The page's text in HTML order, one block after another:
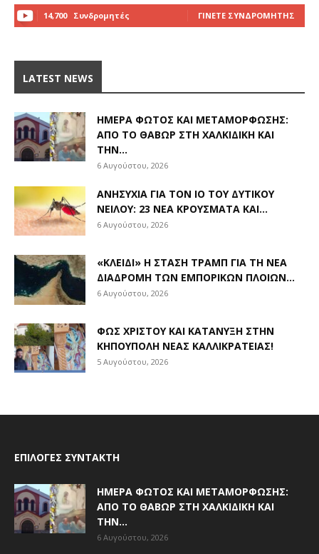
14,700 Συνδρομητές ΓΊΝΕΤΕ ΣΥΝΔΡΟΜΗΤΉΣ
LATEST NEWS
ΗΜΈΡΑ ΦΩΤΌΣ ΚΑΙ ΜΕΤΑΜΌΡΦΩΣΗΣ:
ΑΠΌ ΤΟ ΘΑΒΏΡ ΣΤΗ ΧΑΛΚΙΔΙΚΉ ΚΑΙ
ΤΗΝ...
6 Αυγούστου, 2026
ΑΝΗΣΥΧΊΑ ΓΙΑ ΤΟΝ ΙΌ ΤΟΥ ΔΥΤΙΚΟΎ
ΝΕΊΛΟΥ: 23 ΝΈΑ ΚΡΟΎΣΜΑΤΑ ΚΑΙ...
6 Αυγούστου, 2026
«ΚΛΕΙΔΊ» Η ΣΤΆΣΗ ΤΡΑΜΠ ΓΙΑ ΤΗ ΝΈΑ
ΔΙΑΔΡΟΜΉ ΤΩΝ ΕΜΠΟΡΙΚΏΝ ΠΛΟΊΩΝ...
6 Αυγούστου, 2026
ΦΩΣ ΧΡΙΣΤΟΎ ΚΑΙ ΚΑΤΆΝΥΞΗ ΣΤΗΝ
ΚΗΠΟΎΠΟΛΗ ΝΈΑΣ ΚΑΛΛΙΚΡΆΤΕΙΑΣ!
5 Αυγούστου, 2026
ΕΠΙΛΟΓΈΣ ΣΥΝΤΆΚΤΗ
ΗΜΈΡΑ ΦΩΤΌΣ ΚΑΙ ΜΕΤΑΜΌΡΦΩΣΗΣ:
ΑΠΌ ΤΟ ΘΑΒΏΡ ΣΤΗ ΧΑΛΚΙΔΙΚΉ ΚΑΙ
ΤΗΝ...
6 Αυγούστου, 2026